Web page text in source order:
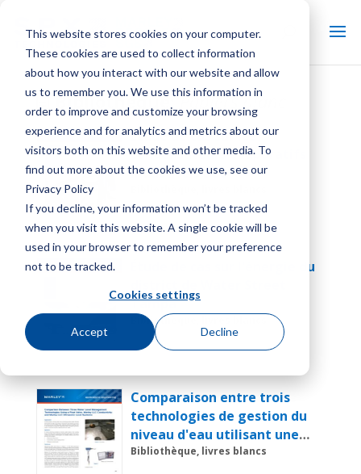
This website stores cookies on your computer.
These cookies are used to collect information
about how you interact with our website and allow
us to remember you. We use this information in
order to improve and customize your browsing
experience and for analytics and metrics about our
visitors both on this website and other media. To
find out more about the cookies we use, see our
Privacy Policy
If you decline, your information won’t be tracked
when you visit this website. A single cookie will be
used in your browser to remember your preference
not to be tracked.
Cookies settings
Accept Decline
Bibliothèque: Papiers blanc
Étude de cas sur les
condensateurs évaporatifs
industriels SGS
Étude de cas sur l'énergie du
Tampa
Bibliothèque, livres blancs
Comparaison entre trois
technologies de gestion du
niveau d'eau utilisant une
vanne à flotteur, les
Bibliothèque, livres blancs